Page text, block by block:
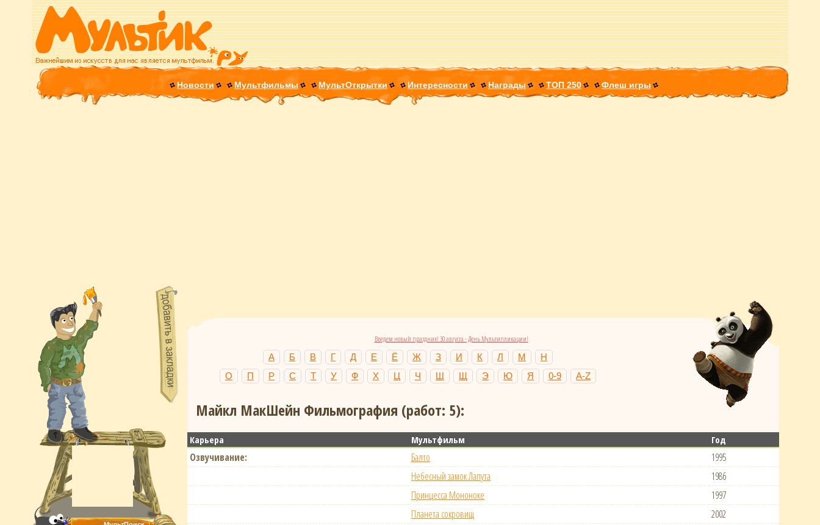
Новости Мультфильмы МультОткрытки Интересности Награды ТОП 250 Флеш игры
Введем новый праздник! 30 августа - День Мультипликации!
А Б В Г Д Е Ё Ж З И К Л М
Н
О
П Р С Т У Ф Х Ц Ч Ш Щ Э Ю Я 0-9 A-Z
Майкл МакШейн Фильмография (работ: 5):
Карьера Мультфильм Год
Озвучивание: Балто
1995
Небесный замок Лапута
1986
Принцесса Мононоке
1997
Планета сокровищ
2002